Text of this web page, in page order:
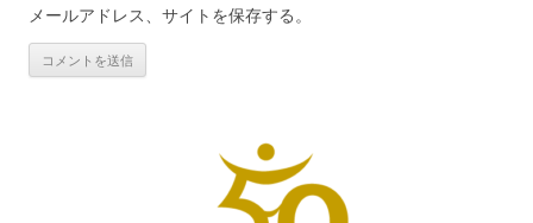
メールアドレス、サイトを保存する。